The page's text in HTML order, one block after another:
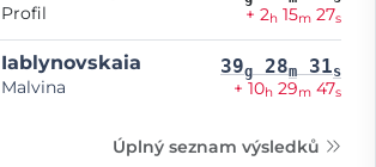
Profil + 2h 15m 27s
Iablynovskaia
Malvina
39g 28m 31s
+ 10h 29m 47s
Úplný seznam výsledků